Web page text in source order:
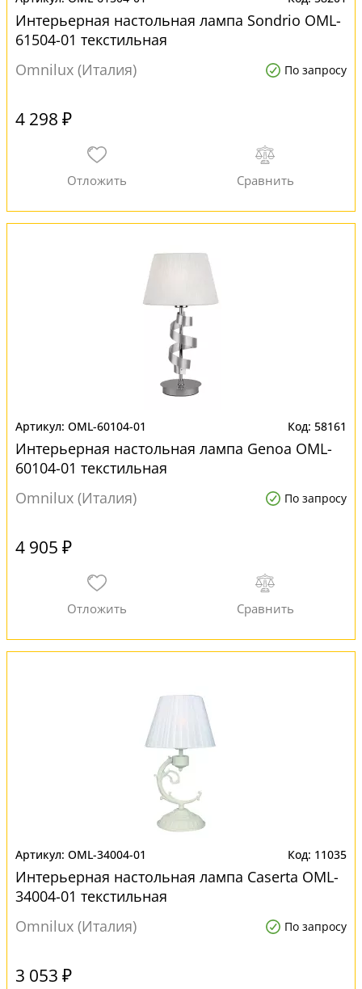
Интерьерная настольная лампа Sondrio OML-
61504-01 текстильная
Omnilux (Италия)
По запросу
4 298 ₽
OML-60104-01 58161
Интерьерная настольная лампа Genoa OML-
60104-01 текстильная
Omnilux (Италия)
По запросу
4 905 ₽
OML-34004-01 11035
Интерьерная настольная лампа Caserta OML-
34004-01 текстильная
Omnilux (Италия)
По запросу
3 053 ₽